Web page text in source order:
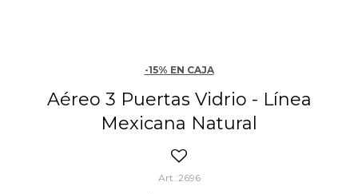
-15% EN CAJA
Aéreo 3 Puertas Vidrio - Línea
Mexicana Natural
2696